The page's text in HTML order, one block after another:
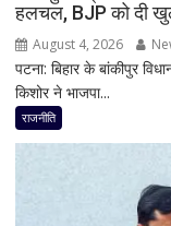
हलचल, BJP को दी
August 4, 2026
पटना: बिहार के बांकीपुर
किशोर ने भाजपा...
राजनीति